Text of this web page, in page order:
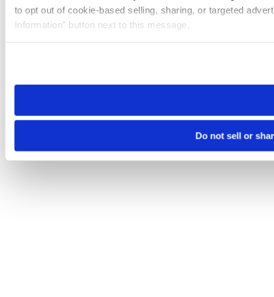
to opt out of cookie-based selling, sharing, or targeted
Information” button next to this message.
need to be set again.
Do not sell or